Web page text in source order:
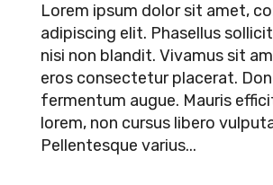
Lorem ipsum dolor sit amet,
adipiscing elit. Phasellus
nisi non blandit. Vivamus sit
eros consectetur placerat.
fermentum augue. Mauris
lorem, non cursus libero
Pellentesque varius...